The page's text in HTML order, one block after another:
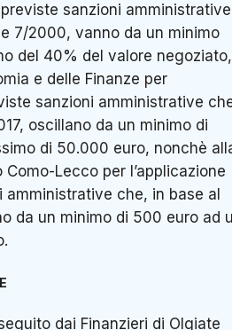
sanzioni amministrative
7/2000, vanno da un minimo
del 40% del valore negoziato,
e delle Finanze per
sanzioni amministrative
oscillano da un minimo di
di 50.000 euro, nonchè
Lecco per l’applicazione
che, in base al
da un minimo di 500 euro ad
dai Finanzieri di Olgiate